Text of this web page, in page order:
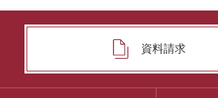
資料請求